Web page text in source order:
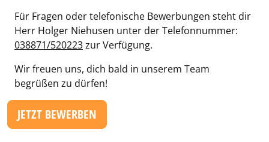
Für Fragen oder telefonische Bewerbungen steht dir
Herr Holger Niehusen unter der Telefonnummer:
038871/520223zur Verfügung.
Wir freuen uns, dich bald in unserem Team
begrüßen zu dürfen!
JETZT BEWERBEN